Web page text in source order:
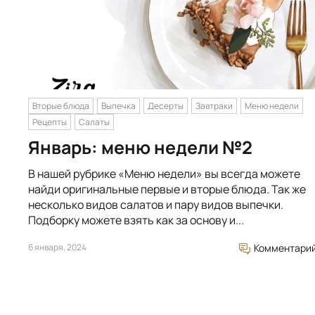
Вторые блюда Выпечка Десерты Завтраки
Меню недели
Рецепты
Салаты
Январь: меню недели №2
В нашей рубрике «Меню недели» вы всегда можете
найди оригинальные первые и вторые блюда. Так же
несколько видов салатов и пару видов выпечки.
Подборку можете взять как за основу и...
6 января, 2024